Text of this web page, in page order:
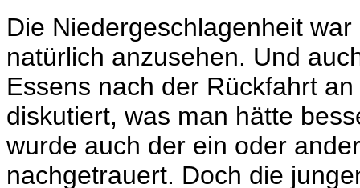
Die Niedergeschlagenheit
natürlich anzusehen. Und
Essens nach der Rückfahrt
diskutiert, was man hätte
wurde auch der ein oder
nachgetrauert. Doch die